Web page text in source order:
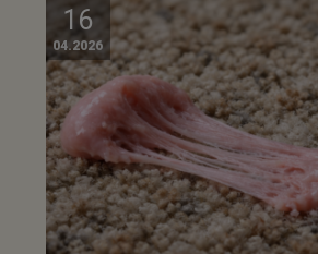
16
04.2026